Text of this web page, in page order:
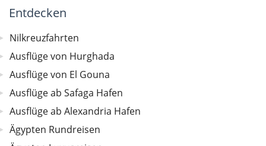
Entdecken
Nilkreuzfahrten
Ausflüge von Hurghada
Ausflüge von El Gouna
Ausflüge ab Safaga Hafen
Ausflüge ab Alexandria Hafen
Ägypten Rundreisen